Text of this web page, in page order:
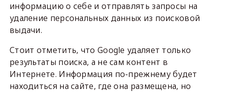
информацию о себе и отправлять запросы на
удаление персональных данных из поисковой
выдачи.
Стоит отметить, что Google удаляет только
результаты поиска, а не сам контент в
Интернете. Информация по-прежнему будет
находиться на сайте, где она размещена, но